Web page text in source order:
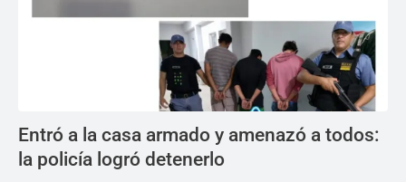
Entró a la casa armado y amenazó a todos:
la policía logró detenerlo